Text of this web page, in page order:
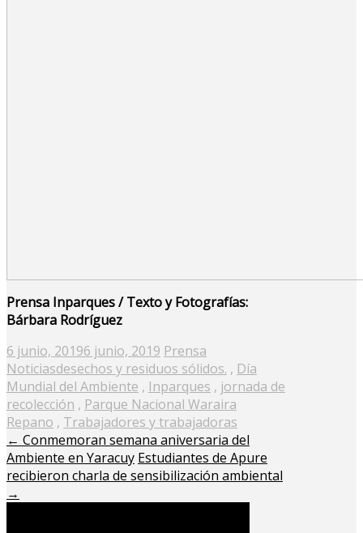
Prensa Inparques / Texto y Fotografías:
Bárbara Rodríguez
Posted
on
6 junio, 20196 junio, 2019 Prensa
Noticiasdesechos y residuos sólidos. , Día
Mundial del Ambiente , Inparques , jornada de
recolección , Parque Nacional Waraira
Repano , Trabajadores y trabajadoras
← Conmemoran semana aniversaria del
Ambiente en Yaracuy Estudiantes de Apure
recibieron charla de sensibilización ambiental
→